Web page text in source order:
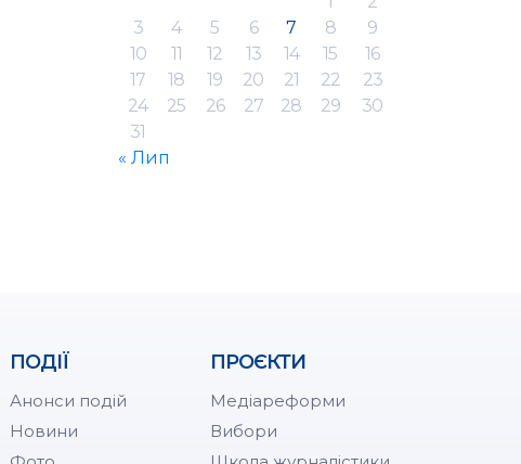
3
4 5 6 7 8
9
10
11 12 13 14 15
16
17
18 19 20 21 22
23
24
25 26 27 28 29
30
31
« Лип
ПОДІЇ
Анонси подій
Новини
ПРОЄКТИ
Медіареформи
Вибори